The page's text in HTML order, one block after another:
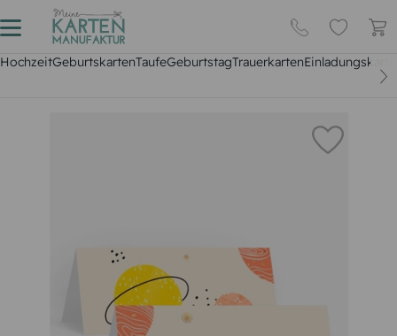
HochzeitGeburtskartenTaufeGeburtstagTrauerkarten